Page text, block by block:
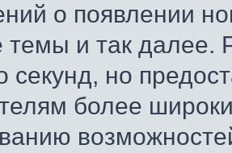
о появлении
и так далее.
секунд, но
более